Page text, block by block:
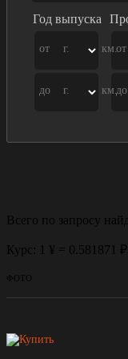
Год выпуска
от г.
до г.
от
км.
до
км.
Всего по запросу
Курс: 1 ¥ = 0.581871 ₽
ФОТО